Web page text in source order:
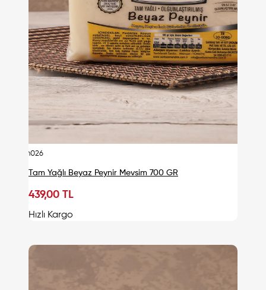
urn026
Tam Yağlı Beyaz Peynir Mevsim 700 GR
439,00 TL
Hızlı Kargo